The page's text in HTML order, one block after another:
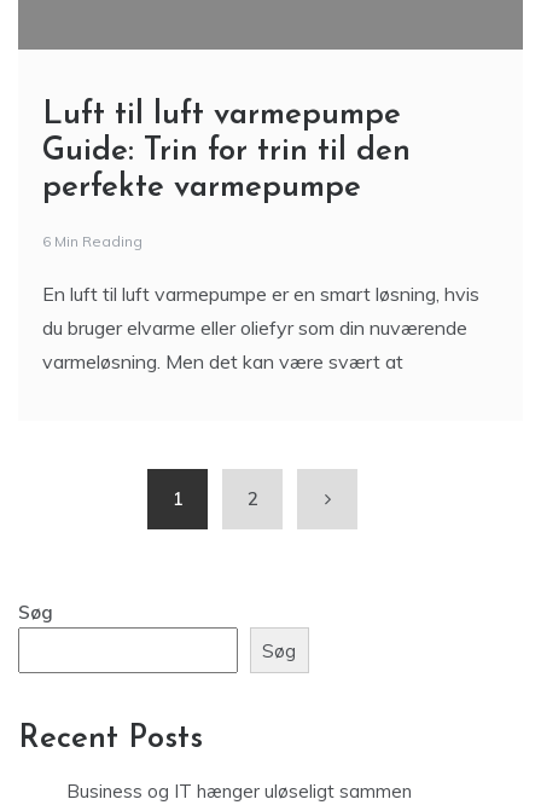
Luft til luft varmepumpe
Guide: Trin for trin til den
perfekte varmepumpe
6 Min Reading
En luft til luft varmepumpe er en smart løsning, hvis
du bruger elvarme eller oliefyr som din nuværende
varmeløsning. Men det kan være svært at
1 2
Søg
Søg
Recent Posts
Business og IT hænger uløseligt sammen